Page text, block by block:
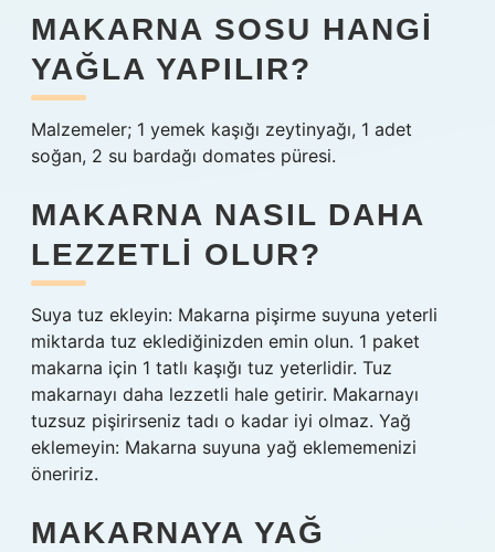
MAKARNA SOSU HANGI
YAĞLA YAPILIR?
Malzemeler; 1 yemek kaşığı zeytinyağı, 1 adet
soğan, 2 su bardağı domates püresi.
MAKARNA NASIL DAHA
LEZZETLI OLUR?
Suya tuz ekleyin: Makarna pişirme suyuna yeterli
miktarda tuz eklediğinizden emin olun. 1 paket
makarna için 1 tatlı kaşığı tuz yeterlidir. Tuz
makarnayı daha lezzetli hale getirir. Makarnayı
tuzsuz pişirirseniz tadı o kadar iyi olmaz. Yağ
eklemeyin: Makarna suyuna yağ eklememenizi
öneririz.
MAKARNAYA YAĞ